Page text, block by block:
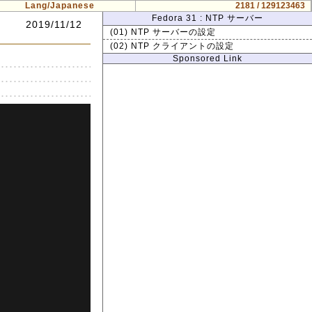
Lang/Japanese
2181 / 129123463
2019/11/12
Fedora 31 : NTP サーバー
(01) NTP サーバーの設定
(02) NTP クライアントの設定
Sponsored Link